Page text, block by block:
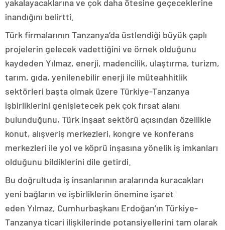
yakalayacaklarına ve çok daha ötesine geçeceklerine
inandığını belirtti.
Türk firmalarının Tanzanya’da üstlendiği büyük çaplı
projelerin gelecek vadettiğini ve örnek olduğunu
kaydeden Yılmaz, enerji, madencilik, ulaştırma, turizm,
tarım, gıda, yenilenebilir enerji ile müteahhitlik
sektörleri başta olmak üzere Türkiye-Tanzanya
işbirliklerini genişletecek pek çok fırsat alanı
bulunduğunu, Türk inşaat sektörü açısından özellikle
konut, alışveriş merkezleri, kongre ve konferans
merkezleri ile yol ve köprü inşasına yönelik iş imkanları
olduğunu bildiklerini dile getirdi.
Bu doğrultuda iş insanlarının aralarında kuracakları
yeni bağların ve işbirliklerin önemine işaret
eden Yılmaz, Cumhurbaşkanı Erdoğan’ın Türkiye-
Tanzanya ticari ilişkilerinde potansiyellerini tam olarak